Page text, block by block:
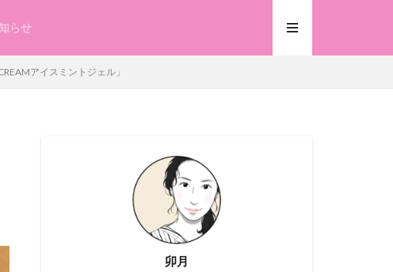
らせ
アイスミントジェル」
卯月